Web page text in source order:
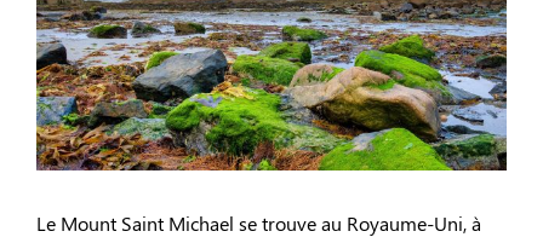
Le Mount Saint Michael se trouve au Royaume-Uni, à